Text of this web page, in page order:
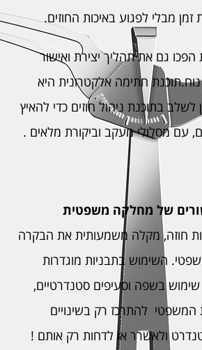
זמן מבלי לפגוע באיכות החוזים.
הפכו גם את תהליך יצירת ואישור
חתימה אלקטרונית היא
לשלב בתוכנת ניהול חוזים כדי להאיץ
עם מסלולי מעקב וביקורת מלאים .
של מחלקה משפטית
חוזה, מקלה משמעותית את הבקרה
השימוש בתבניות מוגדרות
בשפה וסעיפים סטנדרטיים,
המשפטי להתרכז רק בשינויים
ולאשרר או לדחות רק אותם !